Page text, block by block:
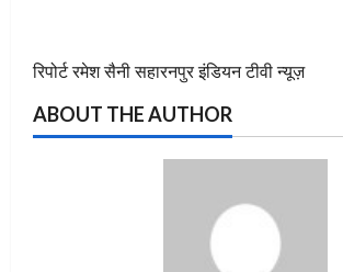
रिपोर्ट रमेश सैनी सहारनपुर इंडियन टीवी न्यूज़
ABOUT THE AUTHOR